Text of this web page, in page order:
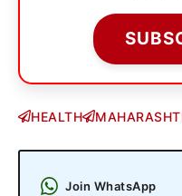
HEALTH
Join WhatsApp